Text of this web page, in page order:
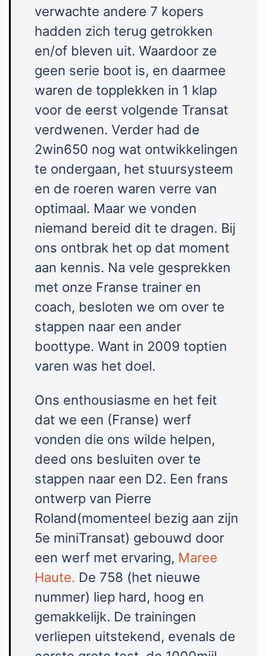
verwachte andere 7 kopers
hadden zich terug getrokken
en/of bleven uit. Waardoor ze
geen serie boot is, en daarmee
waren de topplekken in 1 klap
voor de eerst volgende Transat
verdwenen. Verder had de
2win650 nog wat ontwikkelingen
te ondergaan, het stuursysteem
en de roeren waren verre van
optimaal. Maar we vonden
niemand bereid dit te dragen. Bij
ons ontbrak het op dat moment
aan kennis. Na vele gesprekken
met onze Franse trainer en
coach, besloten we om over te
stappen naar een ander
boottype. Want in 2009 toptien
varen was het doel.
Ons enthousiasme en het feit
dat we een (Franse) werf
vonden die ons wilde helpen,
deed ons besluiten over te
stappen naar een D2. Een frans
ontwerp van Pierre
Roland(momenteel bezig aan zijn
5e miniTransat) gebouwd door
een werf met ervaring, Maree
Haute. De 758 (het nieuwe
nummer) liep hard, hoog en
gemakkelijk. De trainingen
verliepen uitstekend, evenals de